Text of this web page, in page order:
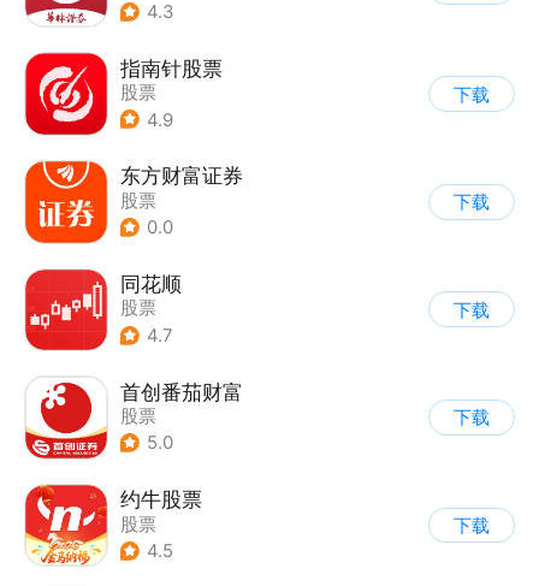
4.3
指南针股票
股票
4.9
下载
东方财富证券
股票
0.0
下载
同花顺
股票
4.7
下载
首创番茄财富
股票
5.0
下载
约牛股票
股票
4.5
下载